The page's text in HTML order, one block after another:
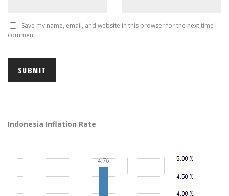
Save my name, email, and website in this browser for the next time I
comment.
Indonesia Inflation Rate